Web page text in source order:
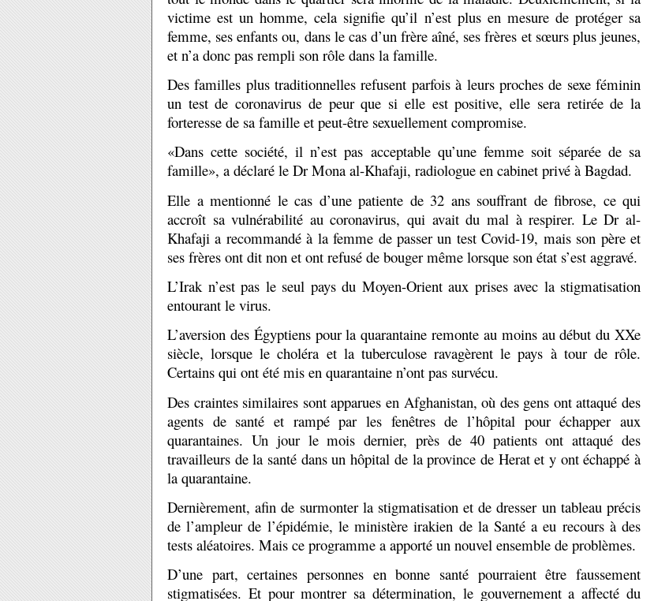
victime est un homme, cela signifie qu’il n’est plus en mesure de protéger sa
femme, ses enfants ou, dans le cas d’un frère aîné, ses frères et sœurs plus jeunes,
et n’a donc pas rempli son rôle dans la famille.
Des familles plus traditionnelles refusent parfois à leurs proches de sexe féminin
un test de coronavirus de peur que si elle est positive, elle sera retirée de la
forteresse de sa famille et peut-être sexuellement compromise.
«Dans cette société, il n’est pas acceptable qu’une femme soit séparée de sa
famille», a déclaré le Dr Mona al-Khafaji, radiologue en cabinet privé à Bagdad.
Elle a mentionné le cas d’une patiente de 32 ans souffrant de fibrose, ce qui
accroît sa vulnérabilité au coronavirus, qui avait du mal à respirer. Le Dr al-
Khafaji a recommandé à la femme de passer un test Covid-19, mais son père et
ses frères ont dit non et ont refusé de bouger même lorsque son état s’est aggravé.
L’Irak n’est pas le seul pays du Moyen-Orient aux prises avec la stigmatisation
entourant le virus.
L’aversion des Égyptiens pour la quarantaine remonte au moins au début du XXe
siècle, lorsque le choléra et la tuberculose ravagèrent le pays à tour de rôle.
Certains qui ont été mis en quarantaine n’ont pas survécu.
Des craintes similaires sont apparues en Afghanistan, où des gens ont attaqué des
agents de santé et rampé par les fenêtres de l’hôpital pour échapper aux
quarantaines. Un jour le mois dernier, près de 40 patients ont attaqué des
travailleurs de la santé dans un hôpital de la province de Herat et y ont échappé à
la quarantaine.
Dernièrement, afin de surmonter la stigmatisation et de dresser un tableau précis
de l’ampleur de l’épidémie, le ministère irakien de la Santé a eu recours à des
tests aléatoires. Mais ce programme a apporté un nouvel ensemble de problèmes.
D’une part, certaines personnes en bonne santé pourraient être faussement
stigmatisées. Et pour montrer sa détermination, le gouvernement a affecté du